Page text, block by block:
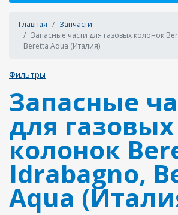
Главная
Запчасти
Запасные части для газовых колонок
Beretta Aqua (Италия)
Фильтры
Запасные
для газовых
колонок
Idrabagno,
Aqua